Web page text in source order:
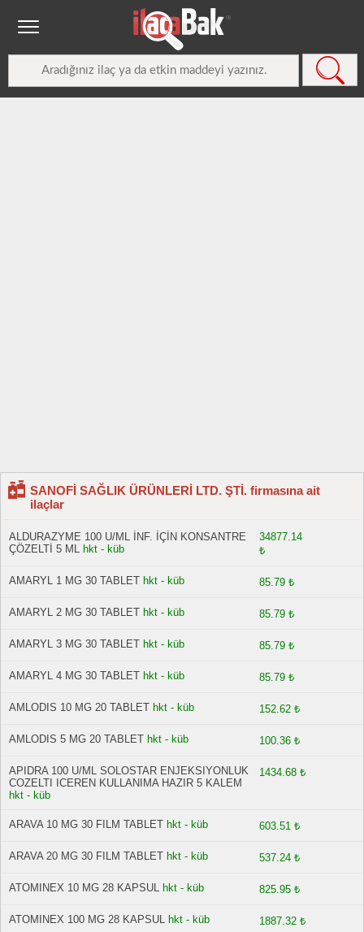
SANOFİ SAĞLIK ÜRÜNLERİ LTD. ŞTİ. firmasına ait
ilaçlar
ALDURAZYME 100 U/ML İNF. İÇİN KONSANTRE
ÇÖZELTİ 5 ML hkt - küb
34877.14
₺
AMARYL 1 MG 30 TABLET hkt - küb 85.79 ₺
AMARYL 2 MG 30 TABLET hkt - küb 85.79 ₺
AMARYL 3 MG 30 TABLET hkt - küb 85.79 ₺
AMARYL 4 MG 30 TABLET hkt - küb 85.79 ₺
AMLODIS 10 MG 20 TABLET hkt - küb 152.62 ₺
AMLODIS 5 MG 20 TABLET hkt - küb 100.36 ₺
APIDRA 100 U/ML SOLOSTAR ENJEKSIYONLUK
COZELTI ICEREN KULLANIMA HAZIR 5 KALEM
hkt - küb
1434.68 ₺
ARAVA 10 MG 30 FILM TABLET hkt - küb 603.51 ₺
ARAVA 20 MG 30 FILM TABLET hkt - küb 537.24 ₺
ATOMINEX 10 MG 28 KAPSUL hkt - küb 825.95 ₺
ATOMINEX 100 MG 28 KAPSUL hkt - küb 1887.32 ₺